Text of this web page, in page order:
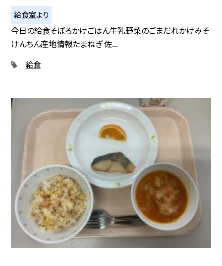
給食室より
今日の給食そぼろかけごはん牛乳野菜のごまだれかけみそ
けんちん産地情報たまねぎ 佐...
給食